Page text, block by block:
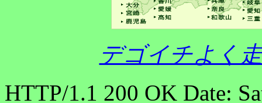
デゴイチよく
HTTP/1.1 200 OK Date: